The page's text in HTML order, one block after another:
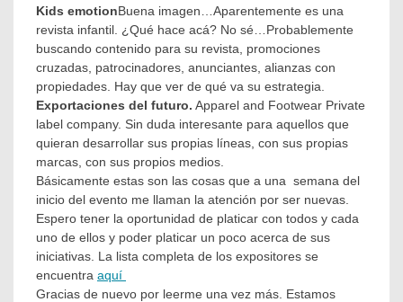
Kids emotionBuena imagen…Aparentemente es una
revista infantil. ¿Qué hace acá? No sé…Probablemente
buscando contenido para su revista, promociones
cruzadas, patrocinadores, anunciantes, alianzas con
propiedades. Hay que ver de qué va su estrategia.
Exportaciones del futuro. Apparel and Footwear Private
label company. Sin duda interesante para aquellos que
quieran desarrollar sus propias líneas, con sus propias
marcas, con sus propios medios.
Básicamente estas son las cosas que a una semana del
inicio del evento me llaman la atención por ser nuevas.
Espero tener la oportunidad de platicar con todos y cada
uno de ellos y poder platicar un poco acerca de sus
iniciativas. La lista completa de los expositores se
encuentra aquí
Gracias de nuevo por leerme una vez más. Estamos